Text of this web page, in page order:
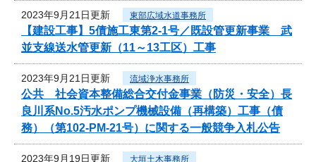
2023年9月21日更新 東部広域水道事務所
【建設工事】5債施工東第2-1号／既設管更新事業 武
並支線送水管更新（11～13工区）工事
2023年9月21日更新 流域浄水事務所
公共 社会資本整備総合交付金事業（防災・安全）長
良川系No.5汚水ポンプ機械設備（再構築）工事（債
務）（第102-PM-21号）に関する一般競争入札公告
2023年9月19日更新 大垣土木事務所